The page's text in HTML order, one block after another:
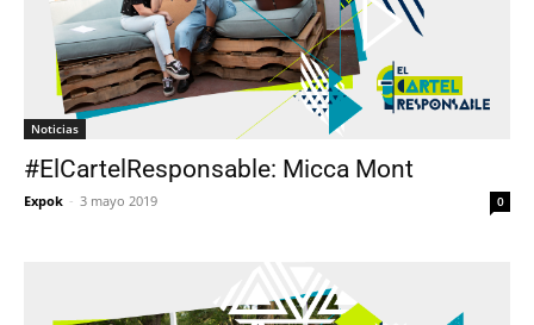
Noticias
#ElCartelResponsable: Micca Mont
Expok - 3 mayo 2019 0